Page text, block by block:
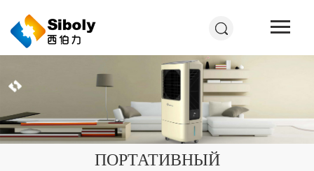
ПОРТАТИВНЫЙ